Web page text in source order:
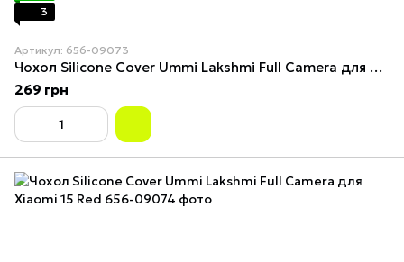
3
Артикул: 656-09073
Чохол Silicone Cover Ummi Lakshmi Full Camera для Xiaomi 15 Navy Blue
269 грн